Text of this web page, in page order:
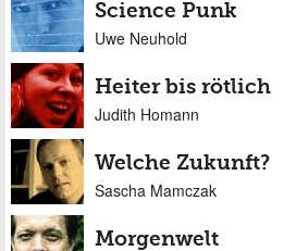
Science Punk
Uwe Neuhold
Heiter bis rötlich
Judith Homann
Welche Zukunft?
Sascha Mamczak
Morgenwelt